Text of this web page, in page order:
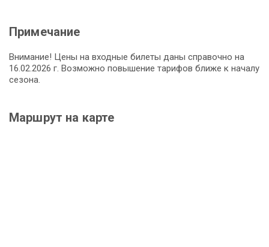
Примечание
Внимание! Цены на входные билеты даны справочно на
16.02.2026 г. Возможно повышение тарифов ближе к началу
сезона.
Маршрут на карте